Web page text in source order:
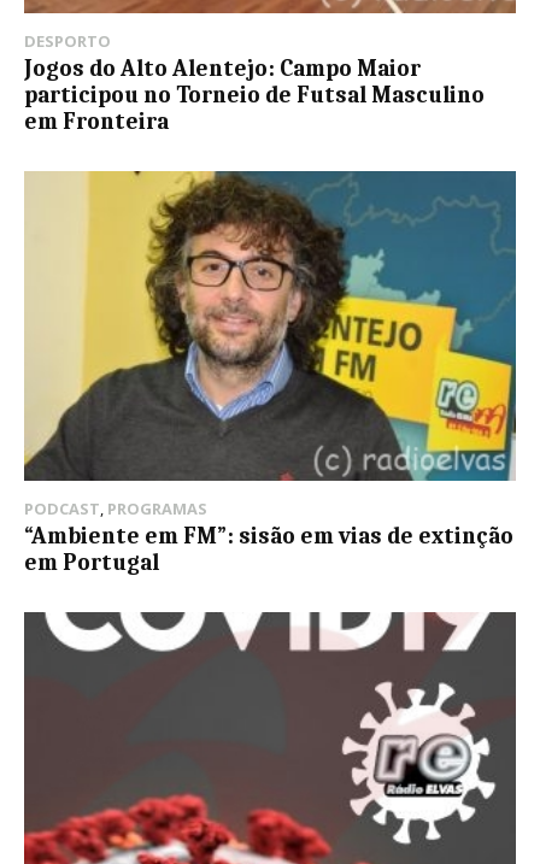
DESPORTO
Jogos do Alto Alentejo: Campo Maior
participou no Torneio de Futsal Masculino
em Fronteira
PODCAST, PROGRAMAS
“Ambiente em FM”: sisão em vias de extinção
em Portugal